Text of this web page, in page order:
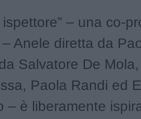
ispettore” – una co-
Anele diretta da
Salvatore De
Paola Randi ed
– è liberamente